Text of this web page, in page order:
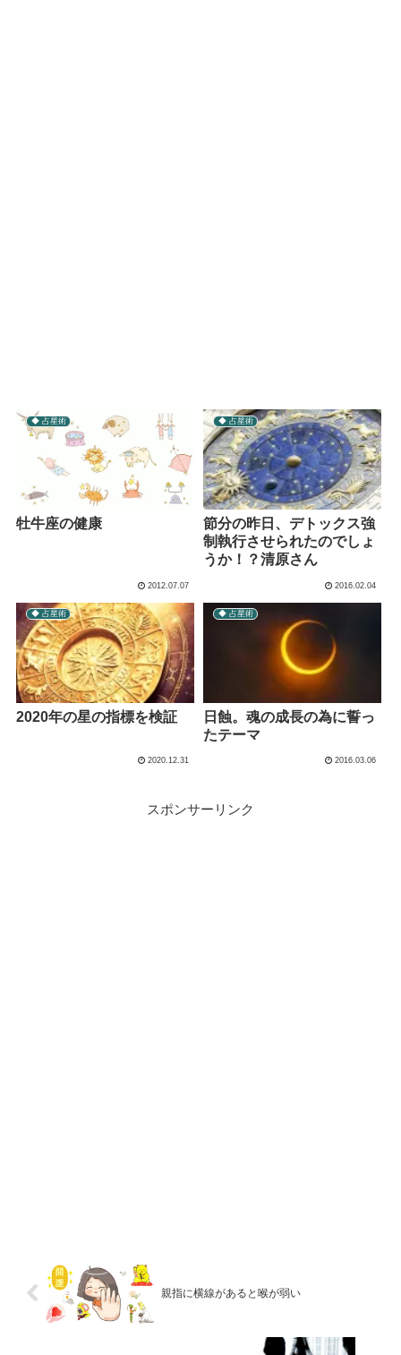
◆ 占星術
牡牛座の健康
2012.07.07
◆ 占星術
節分の昨日、デトックス強
制執行させられたのでしょ
うか！？清原さん
2016.02.04
◆ 占星術
2020年の星の指標を検証
2020.12.31
◆ 占星術
日蝕。魂の成長の為に誓っ
たテーマ
2016.03.06
スポンサーリンク
親指に横線があると喉が弱い